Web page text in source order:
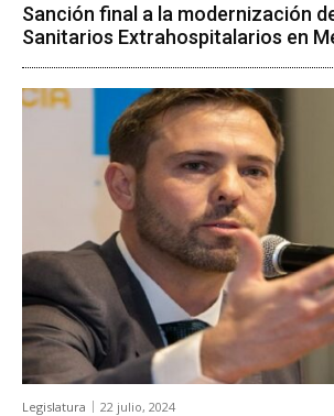
Sanción final a la modernización
Sanitarios Extrahospitalarios en
Legislatura 22 julio, 2024